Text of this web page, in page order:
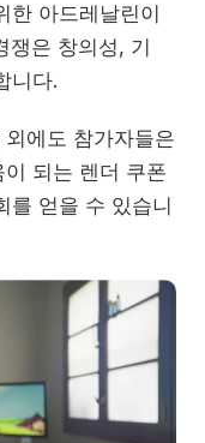
한 아드레날린이
쟁은 창의성, 기
니다.
에도 참가자들은
되는 렌더 쿠폰
를 얻을 수 있습니